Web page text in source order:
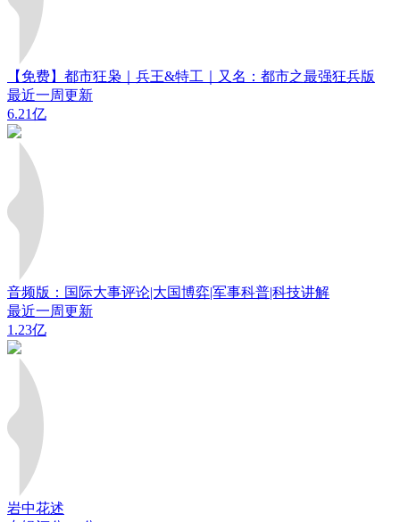
【免费】都市狂枭｜兵王&特工｜又名：都市之最强狂兵版
最近一周更新
6.21亿
音频版：国际大事评论|大国博弈|军事科普|科技讲解
最近一周更新
1.23亿
岩中花述